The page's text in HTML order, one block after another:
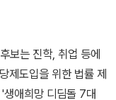
된다는 것을 새삼 깨
08년 상반기 우리나
니하게도 이 영화는
한 환영한다고 말했
라가 차차 의료보험에
으로 추산되고 있다.
. ADHD증후군 아동
일에 조급증을 내며
예측하기 어렵다. 지
책감없이 행복하게 지
리 사회도 다른 사회
이스라엘은 여전히 레
, 한미FTA가 그렇게
보는 진학, 취업 등에
제도입을 위한 법률 제
생애희망 디딤돌 7대